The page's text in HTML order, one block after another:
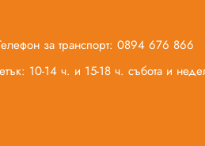
за транспорт: 0894 676 866
10-14 ч. и 15-18 ч. събота и